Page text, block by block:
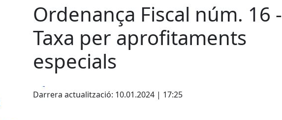
Ordenança Fiscal núm. 16 -
Taxa per aprofitaments
especials
Darrera actualització: 10.01.2024 | 17:25